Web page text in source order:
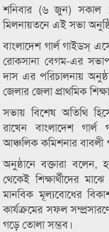
শনিবার (৬ জুন) সকাল
মিলনায়তনে এই সভা
বাংলাদেশ গার্ল গাইডস্
রোকসানা বেগম-এর
দাস এর পরিচালনায়
জেলার জেলা প্রাথমিক
সভায় বিশেষ অতিথি
রাখেন বাংলাদেশ
আঞ্চলিক কমিশনার বাবলী
অনুষ্ঠানে বক্তারা বলেন,
থেকেই শিক্ষার্থীদের
মানবিক মূল্যবোধের
কার্যক্রমের সফল
গড়ে তোলা সম্ভব।